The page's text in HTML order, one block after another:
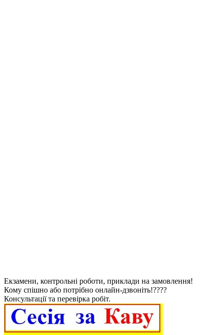
Екзамени, контрольні роботи, приклади на замовлення!
Кому спішно або потрібно онлайн-дзвоніть!????
Консультації та перевірка робіт.